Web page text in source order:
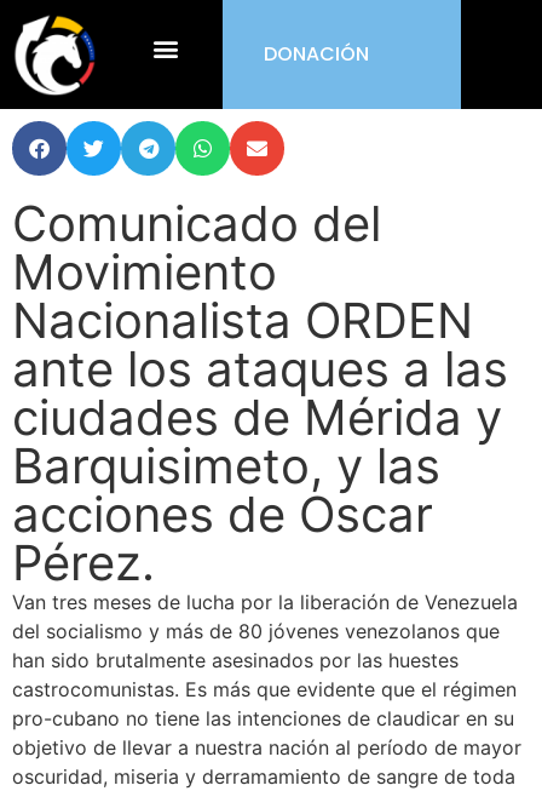
DONACIÓN
Comunicado del
Movimiento
Nacionalista ORDEN
ante los ataques a las
ciudades de Mérida y
Barquisimeto, y las
acciones de Oscar
Pérez.
Van tres meses de lucha por la liberación de Venezuela
del socialismo y más de 80 jóvenes venezolanos que
han sido brutalmente asesinados por las huestes
castrocomunistas. Es más que evidente que el régimen
pro-cubano no tiene las intenciones de claudicar en su
objetivo de llevar a nuestra nación al período de mayor
oscuridad, miseria y derramamiento de sangre de toda